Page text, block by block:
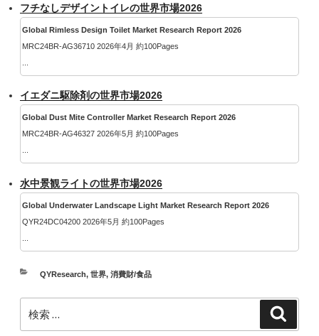
フチなしデザイントイレの世界市場2026
Global Rimless Design Toilet Market Research Report 2026
MRC24BR-AG36710 2026年4月 約100Pages
イエダニ駆除剤の世界市場2026
Global Dust Mite Controller Market Research Report 2026
MRC24BR-AG46327 2026年5月 約100Pages
水中景観ライトの世界市場2026
Global Underwater Landscape Light Market Research Report 2026
QYR24DC04200 2026年5月 約100Pages
カ
リ
QYResearch, 世界, 消費財/食品
索: